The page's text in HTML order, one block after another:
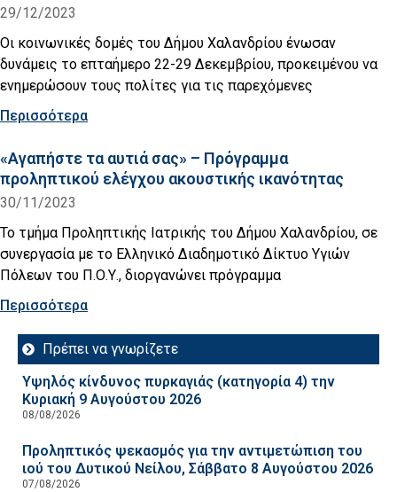
29/12/2023
Οι κοινωνικές δομές του Δήμου Χαλανδρίου ένωσαν
δυνάμεις το επταήμερο 22-29 Δεκεμβρίου, προκειμένου να
ενημερώσουν τους πολίτες για τις παρεχόμενες
Περισσότερα
«Αγαπήστε τα αυτιά σας» – Πρόγραμμα
προληπτικού ελέγχου ακουστικής ικανότητας
30/11/2023
Το τμήμα Προληπτικής Ιατρικής του Δήμου Χαλανδρίου, σε
συνεργασία με το Ελληνικό Διαδημοτικό Δίκτυο Υγιών
Πόλεων του Π.Ο.Υ., διοργανώνει πρόγραμμα
Περισσότερα
Πρέπει να γνωρίζετε
Υψηλός κίνδυνος πυρκαγιάς (κατηγορία 4) την
Κυριακή 9 Αυγούστου 2026
08/08/2026
Προληπτικός ψεκασμός για την αντιμετώπιση του
ιού του Δυτικού Νείλου, Σάββατο 8 Αυγούστου 2026
07/08/2026